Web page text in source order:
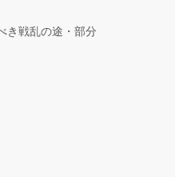
き戦乱の途・部分